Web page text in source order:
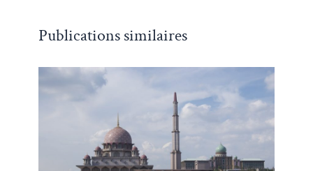
Publications similaires